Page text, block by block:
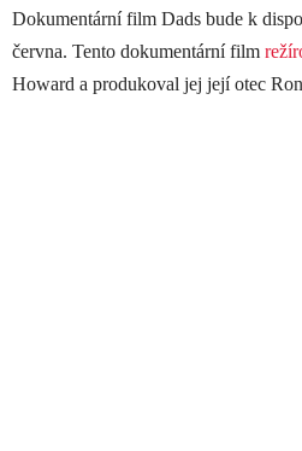
Dokumentární film Dads bude k
června. Tento dokumentární film
Howard a produkoval jej její otec